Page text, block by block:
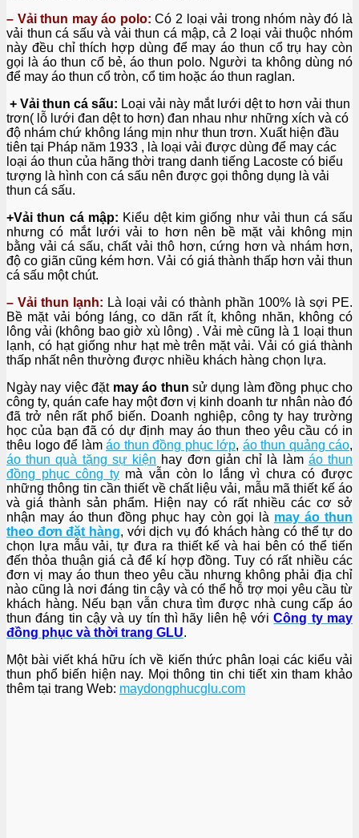
– Vải thun may áo polo: Có 2 loại vải trong nhóm này đó là
vải thun cá sấu và vải thun cá mập, cả 2 loại vải thuộc nhóm
này đều chỉ thích hợp dùng để may áo thun cổ trụ hay còn
gọi là áo thun cổ bẻ, áo thun polo. Người ta không dùng nó
để may áo thun cổ tròn, cổ tim hoặc áo thun raglan.
+ Vải thun cá sấu: Loại vải này mắt lưới dệt to hơn vải thun
trơn( lỗ lưới đan dệt to hơn) đan nhau như những xích và có
độ nhám chứ không láng mịn như thun trơn. Xuất hiện đầu
tiên tại Pháp năm 1933 , là loại vải được dùng để may các
loại áo thun của hãng thời trang danh tiếng Lacoste có biểu
tượng là hình con cá sấu nên được gọi thông dụng là vải
thun cá sấu.
+Vải thun cá mập: Kiểu dệt kim giống như vải thun cá sấu
nhưng có mắt lưới vải to hơn nên bề mặt vải không mịn
bằng vải cá sấu, chất vải thô hơn, cứng hơn và nhám hơn,
độ co giãn cũng kém hơn. Vải có giá thành thấp hơn vải thun
cá sấu một chút.
– Vải thun lạnh: Là loại vải có thành phần 100% là sợi PE.
Bề mặt vải bóng láng, co dãn rất ít, không nhăn, không có
lông vải (không bao giờ xù lông) . Vải mè cũng là 1 loại thun
lạnh, có hạt giống như hạt mè trên mặt vải. Vải có giá thành
thấp nhất nên thường được nhiều khách hàng chọn lựa.
Ngày nay việc đặt may áo thun sử dụng làm đồng phục cho
công ty, quán cafe hay một đơn vị kinh doanh tư nhân nào đó
đã trở nên rất phổ biến. Doanh nghiệp, công ty hay trường
học của bạn đã có dự định may áo thun theo yêu cầu có in
thêu logo để làm áo thun đồng phục lớp, áo thun quảng cáo,
áo thun quà tặng sự kiện hay đơn giản chỉ là làm áo thun
đồng phục công tymà vẫn còn lo lắng vì chưa có được
những thông tin cần thiết về chất liệu vải, mẫu mã thiết kế áo
và giá thành sản phẩm. Hiện nay có rất nhiều các cơ sở
nhận may áo thun đồng phục hay còn gọi là may áo thun
theo đơn đặt hàng, với dịch vụ đó khách hàng có thể tự do
chọn lựa mẫu vải, tự đưa ra thiết kế và hai bên có thể tiến
đến thỏa thuận giá cả để kí hợp đồng. Tuy có rất nhiều các
đơn vị may áo thun theo yêu cầu nhưng không phải địa chỉ
nào cũng là nơi đáng tin cậy và có thể hỗ trợ mọi yêu cầu từ
khách hàng. Nếu bạn vẫn chưa tìm được nhà cung cấp áo
thun đáng tin cậy và uy tín thì hãy liên hệ vớiCông ty may
đồng phục và thời trang GLU.
Một bài viết khá hữu ích về kiến thức phân loại các kiểu vải
thun phổ biến hiện nay. Mọi thông tin chi tiết xin tham khảo
thêm tại trang Web: maydongphucglu.com